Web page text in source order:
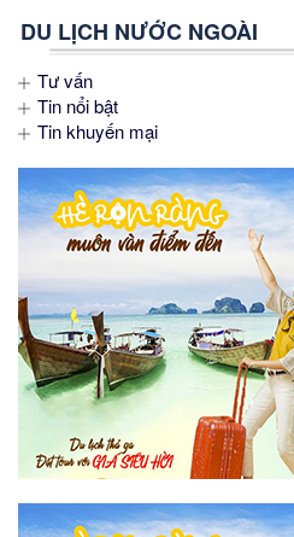
DU LỊCH NƯỚC NGOÀI
Tư vấn
Tin nổi bật
Tin khuyến mại